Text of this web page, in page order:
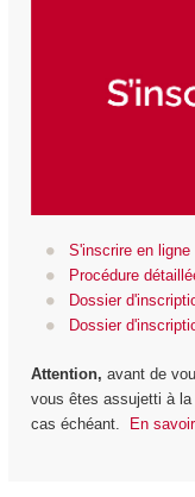
S'inscrire en ligne
Procédure
Dossier
Dossier
Attention, avant de
vous êtes assujetti à
cas échéant.
En